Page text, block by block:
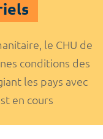
le CHU de
conditions des
les pays avec
en cours